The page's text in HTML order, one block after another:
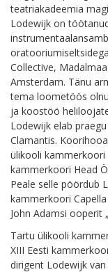
teatriakadeemia
Lodewijk on
Collective,
Amsterdam. Tänu
tema loometöös
ja koostöö
Lodewijk elab
Clamantis.
ülikooli
kammerkoori Head
Peale selle pöördub
kammerkoori
John Adamsi ooperit
Tartu ülikooli
XIII Eesti
dirigent Lodewijk van